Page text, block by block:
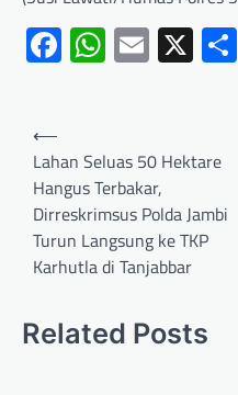
Facebook
WhatsApp
Email
X
⟵
Lahan Seluas 50 Hektare
Hangus Terbakar,
Dirreskrimsus Polda Jambi
Turun Langsung ke TKP
Karhutla di Tanjabbar
Related Posts